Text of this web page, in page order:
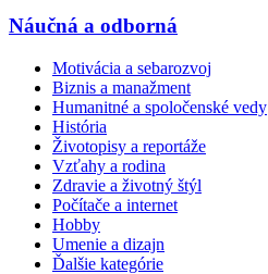
Náučná a odborná
Motivácia a sebarozvoj
Biznis a manažment
Humanitné a spoločenské vedy
História
Životopisy a reportáže
Vzťahy a rodina
Zdravie a životný štýl
Počítače a internet
Hobby
Umenie a dizajn
Ďalšie kategórie